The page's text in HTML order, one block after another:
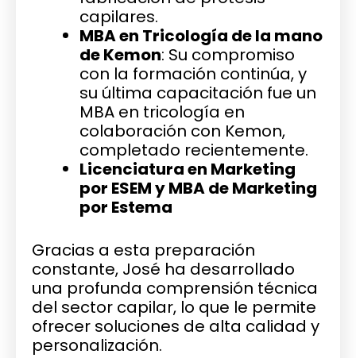
capilares.
MBA en Tricología de la mano
de Kemon: Su compromiso
con la formación continúa, y
su última capacitación fue un
MBA en tricología en
colaboración con Kemon,
completado recientemente.
Licenciatura en Marketing
por ESEM y MBA de Marketing
por Estema
Gracias a esta preparación
constante, José ha desarrollado
una profunda comprensión técnica
del sector capilar, lo que le permite
ofrecer soluciones de alta calidad y
personalización.